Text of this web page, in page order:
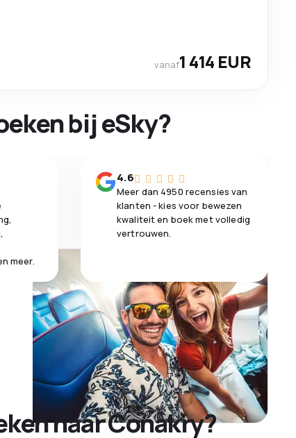
vanaf1 414 EUR
bij eSky?
meer.
4.6
Meer dan 4950 recensies van
klanten - kies voor bewezen
kwaliteit en boek met volledig
vertrouwen.
naar Conakry?